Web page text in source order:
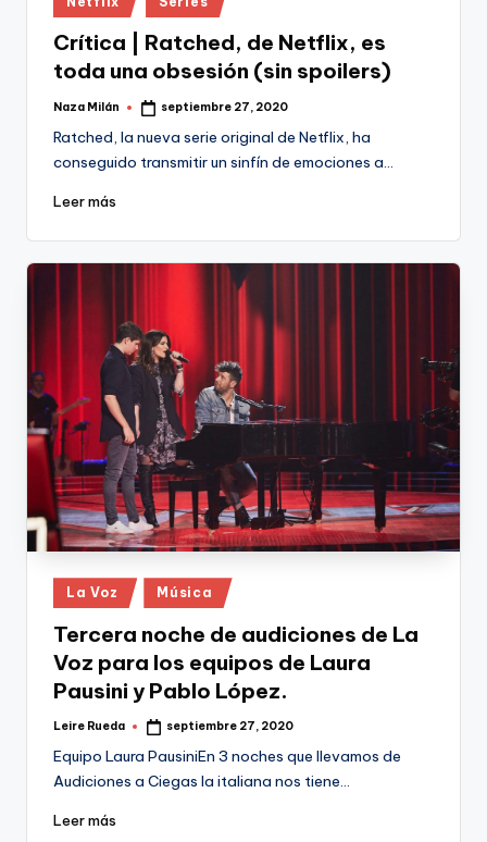
en
Crítica | Ratched, de Netflix, es
toda una obsesión (sin spoilers)
Publicado
Naza Milán septiembre 27, 2020
Ratched, la nueva serie original de Netflix, ha
conseguido transmitir un sinfín de emociones a…
Leer más
Publicado
en
La Voz Música
Tercera noche de audiciones de La
Voz para los equipos de Laura
Pausini y Pablo López.
Publicado
Leire Rueda septiembre 27, 2020
Equipo Laura PausiniEn 3 noches que llevamos de
Audiciones a Ciegas la italiana nos tiene…
Leer más